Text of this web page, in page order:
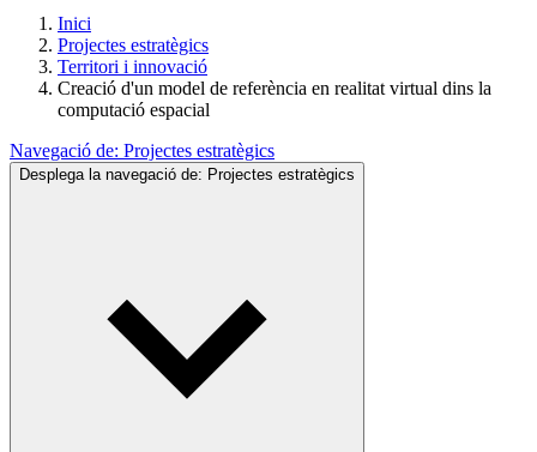
Inici
Projectes estratègics
Territori i innovació
Creació d'un model de referència en realitat virtual dins la
computació espacial
Navegació de: Projectes estratègics
Desplega la navegació de: Projectes estratègics